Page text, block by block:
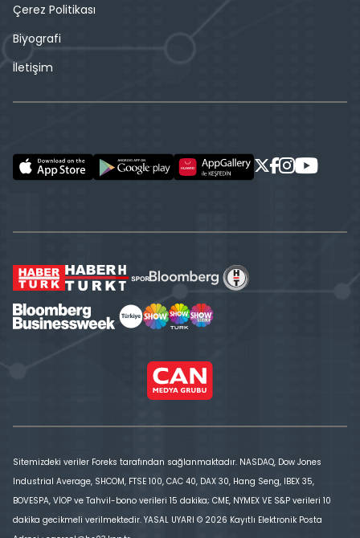
Çerez Politikası
Biyografi
İletişim
Sitemizdeki veriler Foreks tarafından sağlanmaktadır. NASDAQ, Dow Jones
Industrial Average, SHCOM, FTSE 100, CAC 40, DAX 30, Hang Seng, IBEX 35,
BOVESPA, VİOP ve Tahvil-bono verileri 15 dakika; CME, NYMEX VE S&P verileri 10
dakika gecikmeli verilmektedir. YASAL UYARI © 2026 Kayıtlı Elektronik Posta